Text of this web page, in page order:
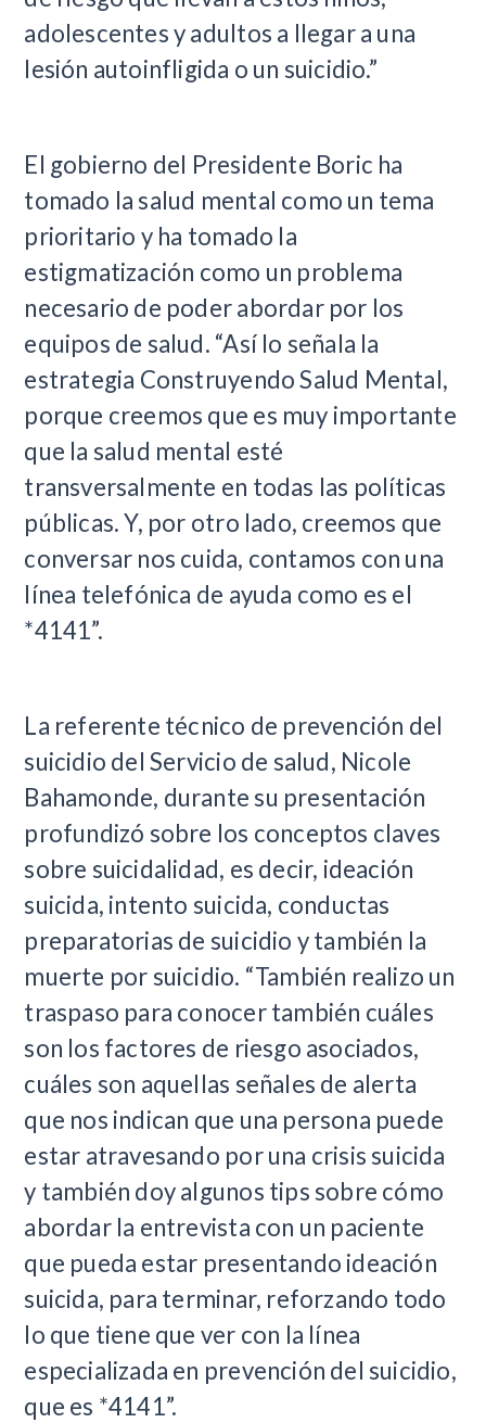
adolescentes y adultos a llegar a una
lesión autoinfligida o un suicidio.”
El gobierno del Presidente Boric ha
tomado la salud mental como un tema
prioritario y ha tomado la
estigmatización como un problema
necesario de poder abordar por los
equipos de salud. “Así lo señala la
estrategia Construyendo Salud Mental,
porque creemos que es muy importante
que la salud mental esté
transversalmente en todas las políticas
públicas. Y, por otro lado, creemos que
conversar nos cuida, contamos con una
línea telefónica de ayuda como es el
*4141”.
La referente técnico de prevención del
suicidio del Servicio de salud, Nicole
Bahamonde, durante su presentación
profundizó sobre los conceptos claves
sobre suicidalidad, es decir, ideación
suicida, intento suicida, conductas
preparatorias de suicidio y también la
muerte por suicidio. “También realizo un
traspaso para conocer también cuáles
son los factores de riesgo asociados,
cuáles son aquellas señales de alerta
que nos indican que una persona puede
estar atravesando por una crisis suicida
y también doy algunos tips sobre cómo
abordar la entrevista con un paciente
que pueda estar presentando ideación
suicida, para terminar, reforzando todo
lo que tiene que ver con la línea
especializada en prevención del suicidio,
que es *4141”.